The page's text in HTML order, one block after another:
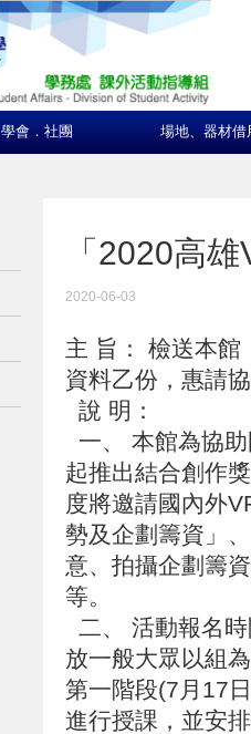
學會．社團 場地、器材借
「2020高
2020-06-03
主 旨： 檢送本館
資料乙份，惠請
說 明：
一、 本館為協
起推出結合創作
度將邀請國內外
勢及企劃籌資」
意、拍攝企劃籌
等。
二、 活動報名
放一般大眾以組
第一階段(7月17
進行授課，並安